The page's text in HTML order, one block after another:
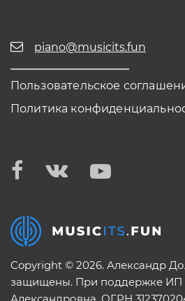
piano@musicits.fun
Пользовательское
Политика
Copyright © 2026. Александр
защищены. При поддержке ИП